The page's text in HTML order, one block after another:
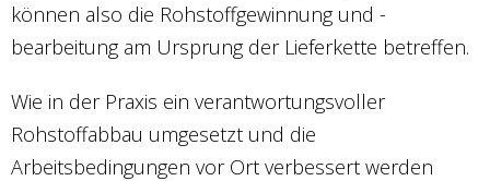
können also die Rohstoffgewinnung und -
bearbeitung am Ursprung der Lieferkette betreffen.
Wie in der Praxis ein verantwortungsvoller
Rohstoffabbau umgesetzt und die
Arbeitsbedingungen vor Ort verbessert werden